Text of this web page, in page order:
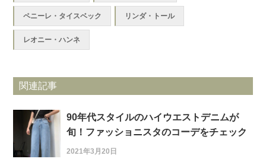
ペニーレ・タイスベック リンダ・トール
レオニー・ハンネ
関連記事
90年代スタイルのハイウエストデニムが
旬！ファッショニスタのコーデをチェック
2021年3月20日